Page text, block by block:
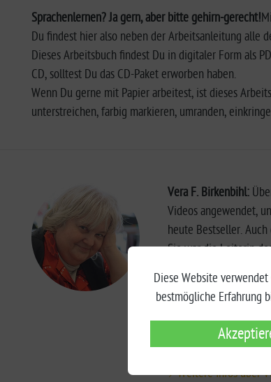
Sprachenlernen? Ja gern, aber bitte gehirn-gerecht!
Du findest hier also neben der Arbeitsanleitung alle
Dieses Arbeitsbuch findest Du in digitaler Form als
CD, solltest Du das CD-Paket erworben haben.
Wenn Du gerne mit Papier arbeitest, ist dieses
unterstreichen, farbig markieren, umranden,
Vera F. Birkenbihl:
Videos angewendet,
heute Bestseller.
Sie war die Leiterin
und Coaching-
ersten Vorträgen und
Seminartätigkeit sehr
Henkel, Mercedes,
Trainerin tätig.
Weitere Infos über
Diese Website
bestmögliche Erfahrung